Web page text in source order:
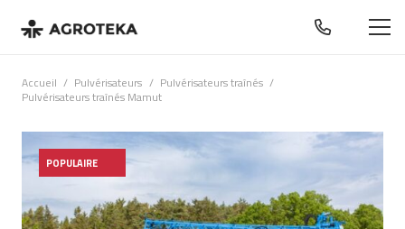
Accueil / Pulvérisateurs / Pulvérisateurs traînés /
Pulvérisateurs traînés Mamut
POPULAIRE